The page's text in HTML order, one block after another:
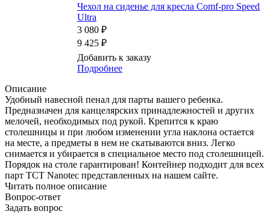
Чехол на сиденье для кресла Comf-pro Speed
Ultra
3 080 ₽
9 425 ₽
Добавить к заказу
Подробнее
Описание
Удобный навесной пенал для парты вашего ребенка.
Предназначен для канцелярских принадлежностей и других
мелочей, необходимых под рукой. Крепится к краю
столешницы и при любом изменении угла наклона остается
на месте, а предметы в нем не скатываются вниз. Легко
снимается и убирается в специальное место под столешницей.
Порядок на столе гарантирован! Контейнер подходит для всех
парт TCT Nanotec представленных на нашем сайте.
Читать полное описание
Вопрос-ответ
Задать вопрос